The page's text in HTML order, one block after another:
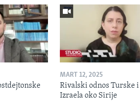
MART 12, 2025
Rivalski odnos Turske i
Izraela oko Sirije